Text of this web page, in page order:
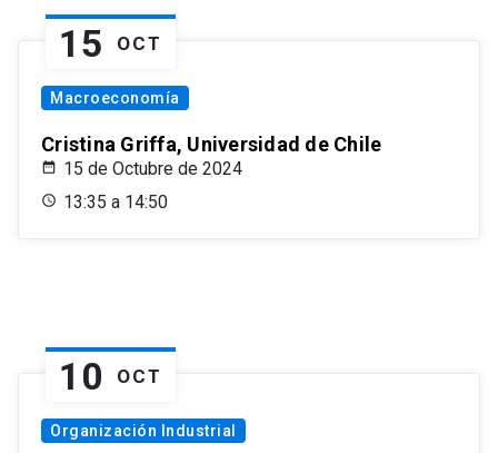
15 OCT
Macroeconomía
Cristina Griffa, Universidad de Chile
15 de Octubre de 2024
13:35 a 14:50
10 OCT
Organización Industrial